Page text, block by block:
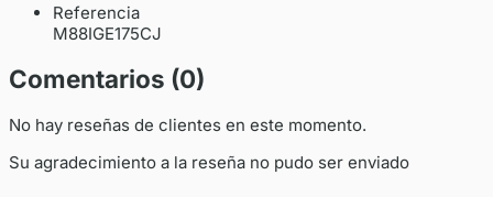
Referencia
M88IGE175CJ
Comentarios (0)
No hay reseñas de clientes en este momento.
Su agradecimiento a la reseña no pudo ser enviado